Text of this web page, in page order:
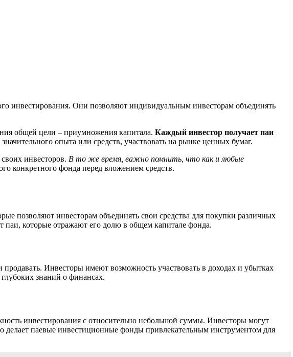
инвестирования. Они позволяют индивидуальным инвесторам объединять
общей цели – приумножения капитала. Каждый инвестор получает паи
опыта или средств, участвовать на рынке ценных бумаг.
инвесторов. В то же время, важно помнить, что как и любые
конкретного фонда перед вложением средств.
позволяют инвесторам объединять свои средства для покупки различных
паи, которые отражают его долю в общем капитале фонда.
Инвесторы имеют возможность участвовать в доходах и убытках
знаний о финансах.
инвестирования с относительно небольшой суммы. Инвесторы могут
делает паевые инвестиционные фонды привлекательным инструментом для